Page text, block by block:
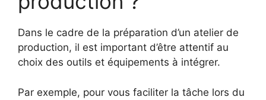
Dans le cadre de la préparation d’un atelier de
production, il est important d’être attentif au
choix des outils et équipements à intégrer.
Par exemple, pour vous faciliter la tâche lors du